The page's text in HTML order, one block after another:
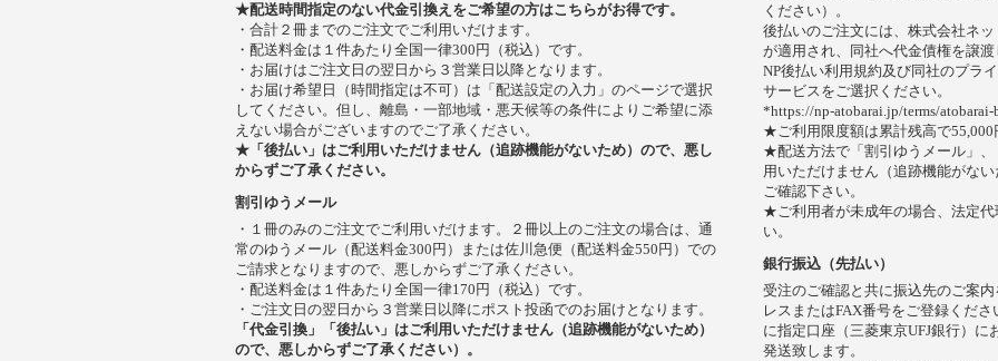
★配送時間指定のない代金引換えをご希望の方はこちらがお得です。
・合計２冊までのご注文でご利用いだけます。
・配送料金は１件あたり全国一律300円（税込）です。
・お届けはご注文日の翌日から３営業日以降となります。
・お届け希望日（時間指定は不可）は「配送設定の入力」のページで選択
してください。但し、離島・一部地域・悪天候等の条件によりご希望に添
えない場合がございますのでご了承ください。
★「後払い」はご利用いただけません（追跡機能がないため）ので、悪し
からずご了承ください。
割引ゆうメール
・１冊のみのご注文でご利用いだけます。２冊以上のご注文の場合は、通
常のゆうメール（配送料金300円）または佐川急便（配送料金550円）での
ご請求となりますので、悪しからずご了承ください。
・配送料金は１件あたり全国一律170円（税込）です。
・ご注文日の翌日から３営業日以降にポスト投函でのお届けとなります。
「代金引換」「後払い」はご利用いただけません（追跡機能がないため）
ので、悪しからずご了承ください）。
ください）。
後払いのご注文には、株式会社ネ
が適用され、同社へ代金債権を譲渡
NP後払い利用規約及び同社のプラ
サービスをご選択ください。
*https://np-atobarai.jp/terms/atobarai-
★ご利用限度額は累計残高で55,000
★配送方法で「割引ゆうメール」
用いただけません（追跡機能がな
ご確認下さい。
★ご利用者が未成年の場合、法定
い。
銀行振込（先払い）
受注のご確認と共に振込先のご案
レスまたはFAX番号をご登録くだ
に指定口座（三菱東京UFJ銀行）
発送致します。